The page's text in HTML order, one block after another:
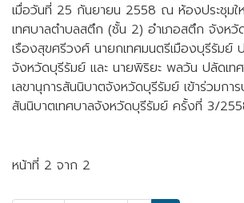
เมื่อวันที่ 25 กันยายน 2558 ณ ห้องประชุม
เทศบาลตำบลสตึก (ชั้น 2) อำเภอสตึก จังห
เรืองสุขศรีวงศ์ นายกเทศมนตรีเมืองบุรีรัมย์
จังหวัดบุรีรัมย์ และ นายพิริยะ พลวัน ปลัดเท
เลขานุการสันนิบาตจังหวัดบุรีรัมย์ เข้าร่วมกา
สันนิบาตเทศบาลจังหวัดบุรีรัมย์ ครั้งที่ 3/
หน้าที่ 2 จาก 2